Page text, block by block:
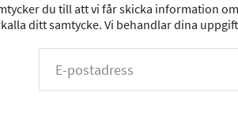
du till att vi får skicka information
ditt samtycke. Vi behandlar dina